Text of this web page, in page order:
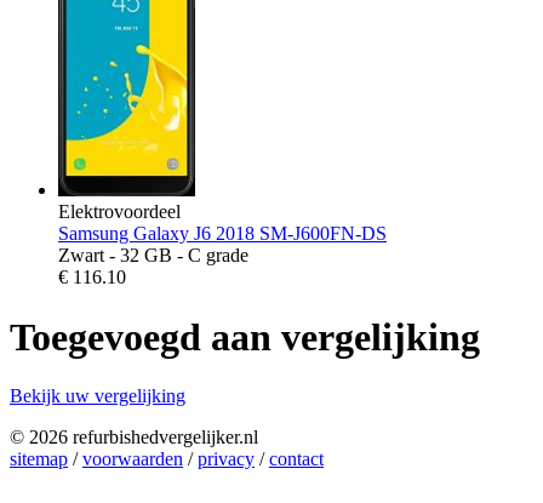
Elektrovoordeel
Samsung Galaxy J6 2018 SM-J600FN-DS
Zwart - 32 GB - C grade
€ 116.10
Toegevoegd aan vergelijking
Bekijk uw vergelijking
© 2026 refurbishedvergelijker.nl
sitemap /voorwaarden /privacy /contact